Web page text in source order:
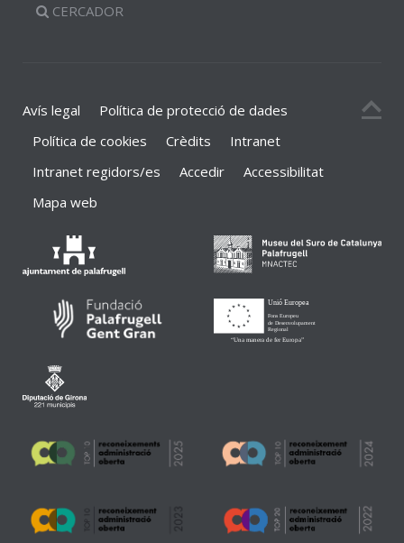
CERCADOR
Avís legal
Política de protecció de dades
Política de cookies
Crèdits
Intranet
Intranet regidors/es
Accedir
Accessibilitat
Mapa web